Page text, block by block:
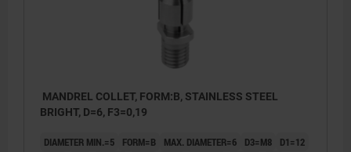
MANDREL COLLET, FORM:B, STAINLESS STEEL
BRIGHT, D=6, F3=0,19
DIAMETER MIN.=5 FORM=B MAX. DIAMETER=6 D3=M8
D1=12